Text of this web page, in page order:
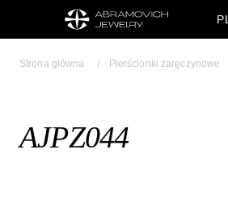
PL
Strona główna Pierścionki zaręczynowe
AJPZ044